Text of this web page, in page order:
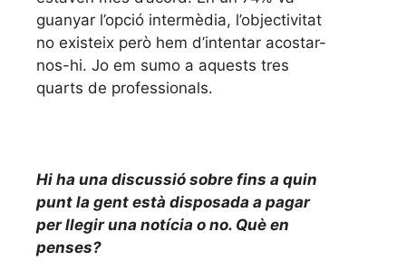
guanyar l’opció intermèdia, l’objectivitat
no existeix però hem d’intentar acostar-
nos-hi. Jo em sumo a aquests tres
quarts de professionals.
Hi ha una discussió sobre fins a quin
punt la gent està disposada a pagar
per llegir una notícia o no. Què en
penses?